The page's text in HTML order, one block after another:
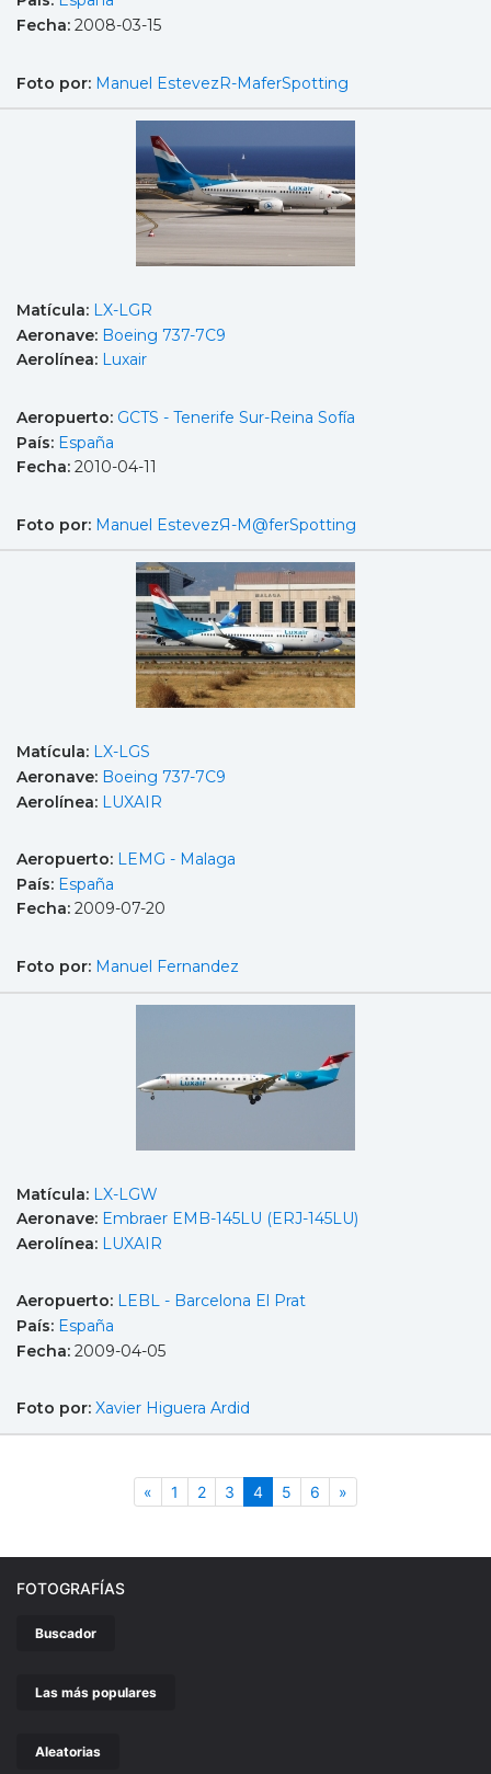
Fecha: 2008-03-15
Foto por: Manuel EstevezR-MaferSpotting
Matícula: LX-LGR
Aeronave: Boeing 737-7C9
Aerolínea: Luxair
Aeropuerto: GCTS - Tenerife Sur-Reina Sofía
País: España
Fecha: 2010-04-11
Foto por: Manuel EstevezЯ-M@ferSpotting
Matícula: LX-LGS
Aeronave: Boeing 737-7C9
Aerolínea: LUXAIR
Aeropuerto: LEMG - Malaga
País: España
Fecha: 2009-07-20
Foto por: Manuel Fernandez
Matícula: LX-LGW
Aeronave: Embraer EMB-145LU (ERJ-145LU)
Aerolínea: LUXAIR
Aeropuerto: LEBL - Barcelona El Prat
País: España
Fecha: 2009-04-05
Foto por: Xavier Higuera Ardid
« Anterior
1 2 3 4(actual)
5 6 »
FOTOGRAFÍAS
Buscador
Las más populares
Aleatorias